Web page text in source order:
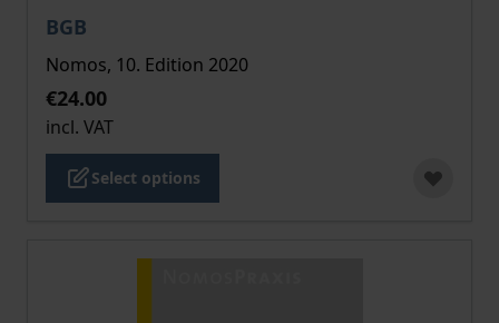
BGB
The price depends on the options chosen on the
Nomos, 10. Edition 2020
€24.00
incl. VAT
Select options